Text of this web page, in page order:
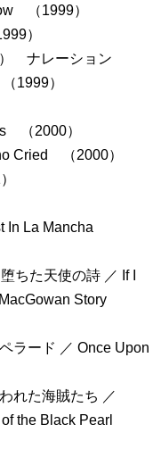
（1999）
）
ナレーション
1999）
（2000）
Cried （2000）
In La Mancha
ちた天使の詩 ／ If I
Story
ラード ／ Once Upon
れた海賊たち ／
of the Black Pearl